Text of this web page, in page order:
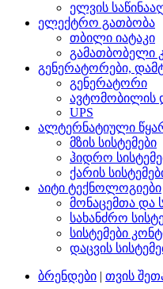
ელვის
ელექტრო გათბობა
თბილი იატაკი
გამათბობელი
გენერატორები,
გენერატორი
ავტომობილის
UPS
ალტერნატიული
მზის სისტემები
ჰიდრო
ქარის
აიტი ტექნოლოგიები
მონაცემთა
სახანძრო
სისტემები
დაცვის
ბრენდები | თვის